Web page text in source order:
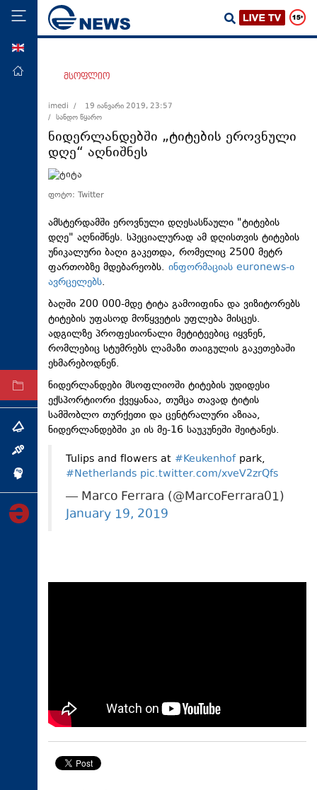
მთავარი
ეკონომიკა
მსოფლიო
თავდაცვა
რეგიონი
კულტურა
სპორტი
ტექნოლოგიები
ტაბლოიდი
არქივი
თემა
ინქვიზიცია
მსოფლიო
imedi /
19 იანვარი 2019, 23:57
/ სანდო წყარო
ნიდერლანდებში „ტიტების ეროვნული
დღე“ აღნიშნეს
ფოტო: Twitter
ამსტერდამში ეროვნული დღესასწაული "ტიტების
დღე" აღნიშნეს. სპეციალურად ამ დღისთვის ტიტების
უნიკალური ბაღი გაკეთდა, რომელიც 2500 მეტრ
ფართობზე მდებარეობს. ინფორმაციას euronews-ი
ავრცელებს.
ბაღში 200 000-მდე ტიტა გამოიფინა და ვიზიტორებს
ტიტების უფასოდ მოწყვეტის უფლება მისცეს.
ადგილზე პროფესიონალი მეტიტეებიც იყვნენ,
რომლებიც სტუმრებს ლამაზი თაიგულის გაკეთებაში
ეხმარებოდნენ.
ნიდერლანდები მსოფლიოში ტიტების უდიდესი
ექსპორტიორი ქვეყანაა, თუმცა თავად ტიტის
სამშობლო თურქეთი და ცენტრალური აზიაა,
ნიდერლანდებში კი ის მე-16 საუკუნეში შეიტანეს.
Tulips and flowers at #Keukenhofpark,
#Netherlands pic.twitter.com/xveV2zrQfs
— Marco Ferrara (@MarcoFerrara01)
January 19, 2019